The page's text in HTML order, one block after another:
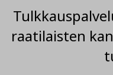
raatilaisten